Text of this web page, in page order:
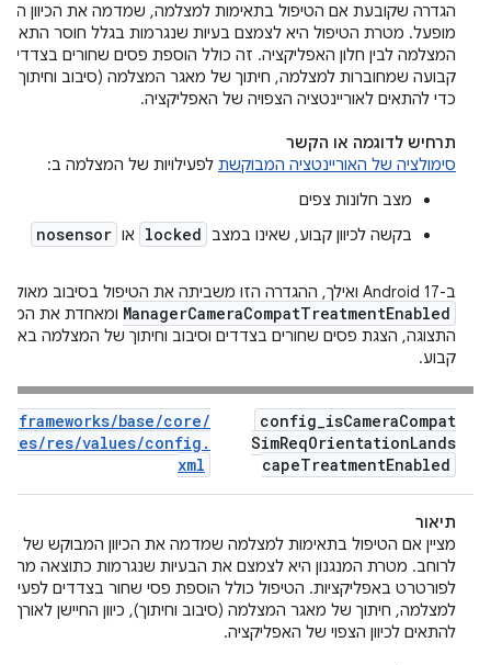
הגדרה שקובעת אם הטיפול בתאימות למצלמה, שמדמה את הכיוון
מופעל. מטרת הטיפול היא לצמצם בעיות שנגרמות בגלל חוסר התאמה
המצלמה לבין חלון האפליקציה. זה כולל הוספת פסים שחורים בצדדים
קבועה שמחוברות למצלמה, חיתוך של מאגר המצלמה (סיבוב וחיתוך)
כדי להתאים לאוריינטציה הצפויה של האפליקציה.
תרחיש לדוגמה או הקשר
סימולציה של האוריינטציה המבוקשת לפעילויות של המצלמה ב:
מצב חלונות צפים
בקשה לכיוון קבוע, שאינו במצב
locked או nosensor
ב-Android 17 ואילך, ההגדרה הזו משביתה את הטיפול בסיבוב מאולץ מ-
ManagerCameraCompatTreatmentEnabled
ומאחדת את
התצוגה, הצגת פסים שחורים בצדדים וסיבוב וחיתוך של המצלמה
קבוע.
config_isCameraCompat
SimReqOrientationLands
capeTreatmentEnabled
frameworks/base/core/
res/res/values/config .
xml
תיאור
מציין אם הטיפול בתאימות למצלמה שמדמה את הכיוון המבוקש של
לרוחב. מטרת המנגנון היא לצמצם את הבעיות שנגרמות כתוצאה
לפורטרט באפליקציות. הטיפול כולל הוספת פסי שחור בצדדים
למצלמה, חיתוך של מאגר המצלמה (סיבוב וחיתוך), כיוון החיישן לאורך
להתאים לכיוון הצפוי של האפליקציה.